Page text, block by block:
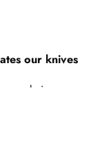
our knives
our knives with